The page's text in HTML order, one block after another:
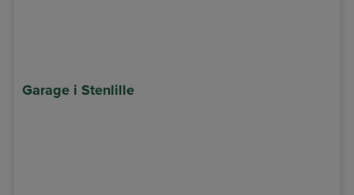
Garage i Stenlille